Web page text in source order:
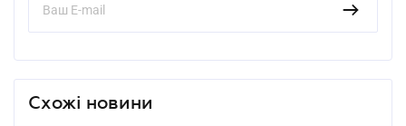
Схожі новини